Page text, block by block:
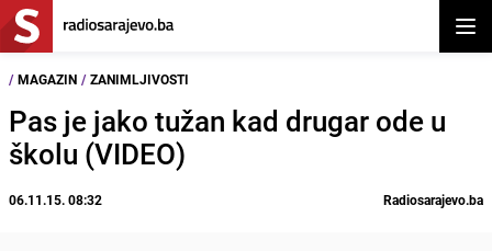
/ MAGAZIN / ZANIMLJIVOSTI
Pas je jako tužan kad drugar ode u
školu (VIDEO)
06.11.15. 08:32 Radiosarajevo.ba